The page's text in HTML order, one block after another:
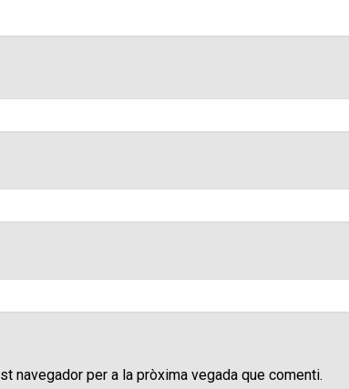
navegador per a la pròxima vegada que comenti.